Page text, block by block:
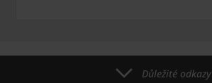
Důležité odkazy